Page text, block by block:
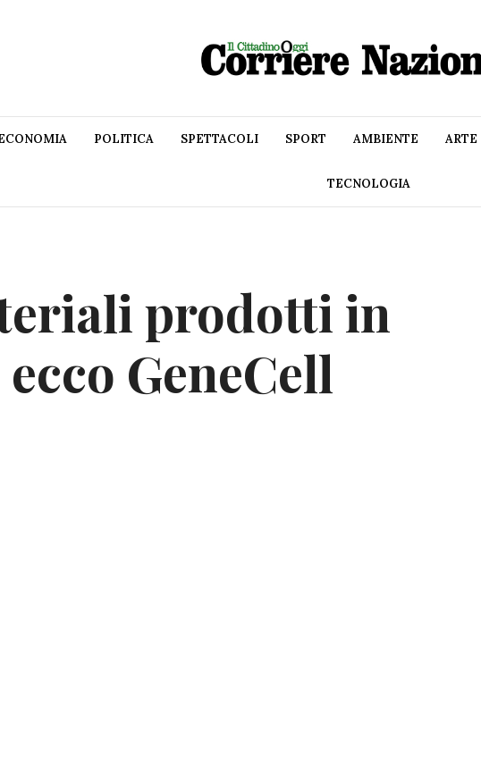
POLITICA SPETTACOLI SPORT AMBIENTE ARTE
TECNOLOGIA
prodotti in
GeneCell